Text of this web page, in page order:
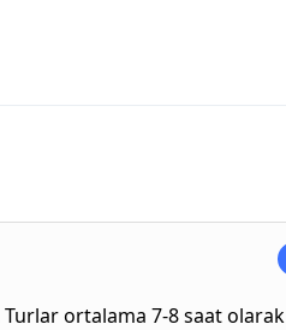
Turlar ortalama 7-8 saat olarak